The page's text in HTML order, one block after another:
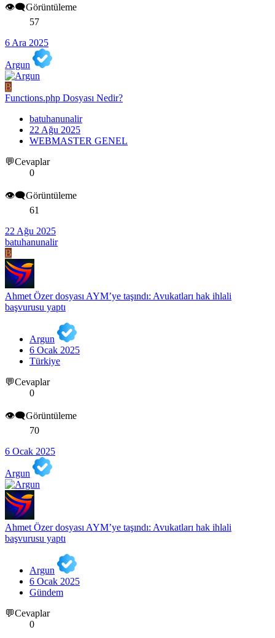
👁️‍🗨️Görüntüleme
57
6 Ara 2025
Argun
B
Functions.php Dosyası Nedir?
batuhanunalir
22 Ağu 2025
WEBMASTER GENEL
💬Cevaplar
0
👁️‍🗨️Görüntüleme
61
22 Ağu 2025
batuhanunalir
B
Ahmet Özer dosyası AYM’ye taşındı: Avukatları hak ihlali
başvurusu yaptı
Argun
6 Ocak 2025
Türkiye
💬Cevaplar
0
👁️‍🗨️Görüntüleme
70
6 Ocak 2025
Argun
Ahmet Özer dosyası AYM’ye taşındı: Avukatları hak ihlali
başvurusu yaptı
Argun
6 Ocak 2025
Gündem
💬Cevaplar
0